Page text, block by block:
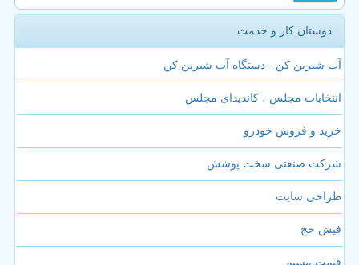
دوستان کار و خدمت
آب شیرین کن - دستگاه آب شیرین کن
انتخابات مجلس ، کاندیدای مجلس
خرید و فروش خودرو
شرکت صنعتی سخت پوشش
طراحی سایت
فیش حج
قیمت بیسیم